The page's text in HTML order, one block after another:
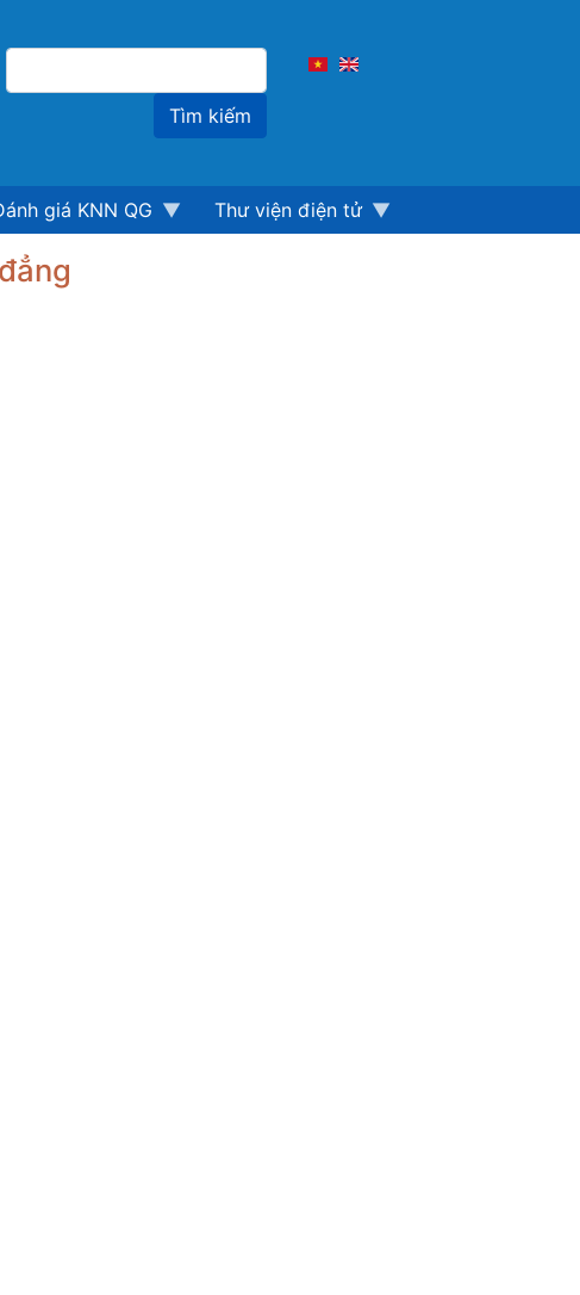
kiếm
giá KNN QG Thư viện điện tử